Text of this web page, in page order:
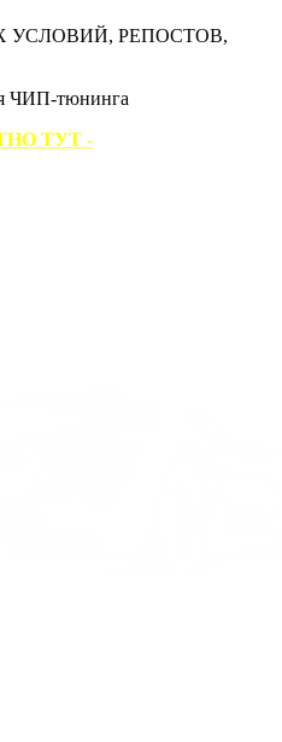
УСЛОВИЙ, РЕПОСТОВ,
ЧИП-тюнинга
ТУТ -